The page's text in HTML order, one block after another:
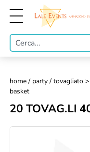
home / party / tovagliato
basket
20 TOVAG.LI